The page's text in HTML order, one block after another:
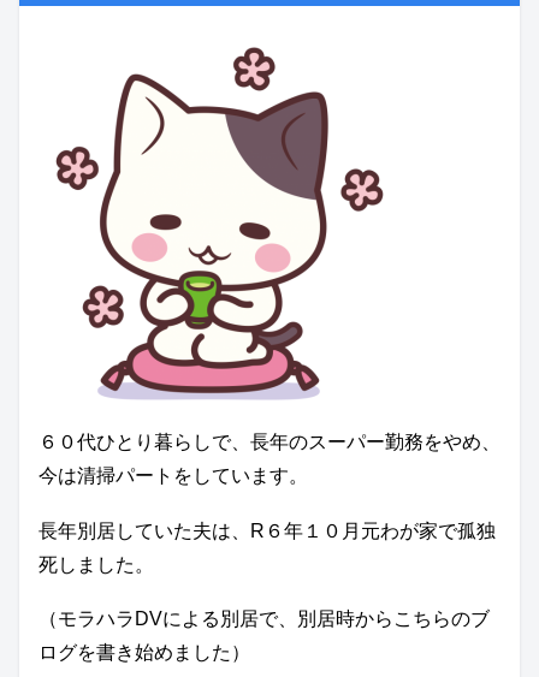
６０代ひとり暮らしで、長年のスーパー勤務をやめ、
今は清掃パートをしています。
長年別居していた夫は、R６年１０月元わが家で孤独
死しました。
（モラハラDVによる別居で、別居時からこちらのブ
ログを書き始めました）